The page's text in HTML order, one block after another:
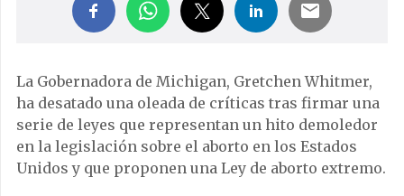
La Gobernadora de Michigan, Gretchen Whitmer,
ha desatado una oleada de críticas tras firmar una
serie de leyes que representan un hito demoledor
en la legislación sobre el aborto en los Estados
Unidos y que proponen una Ley de aborto extremo.